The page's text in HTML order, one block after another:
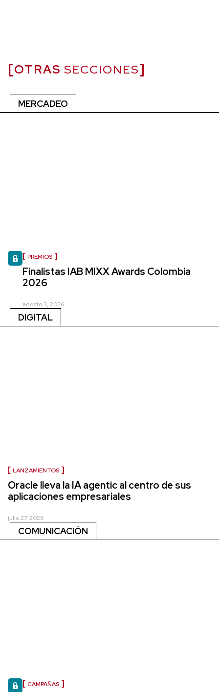
OTRAS SECCIONES
MERCADEO
PREMIOS
Finalistas IAB MIXX Awards Colombia
2026
agosto 3, 2026
DIGITAL
LANZAMIENTOS
Oracle lleva la IA agentic al centro de sus
aplicaciones empresariales
julio 27, 2026
COMUNICACIÓN
CAMPAÑAS